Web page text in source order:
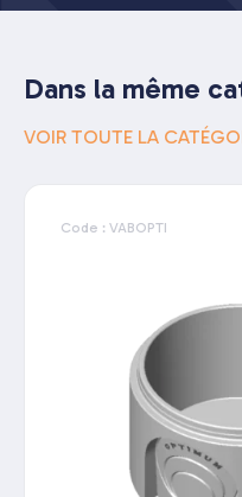
Dans la même
VOIR TOUTE LA
Code : VABOPTI